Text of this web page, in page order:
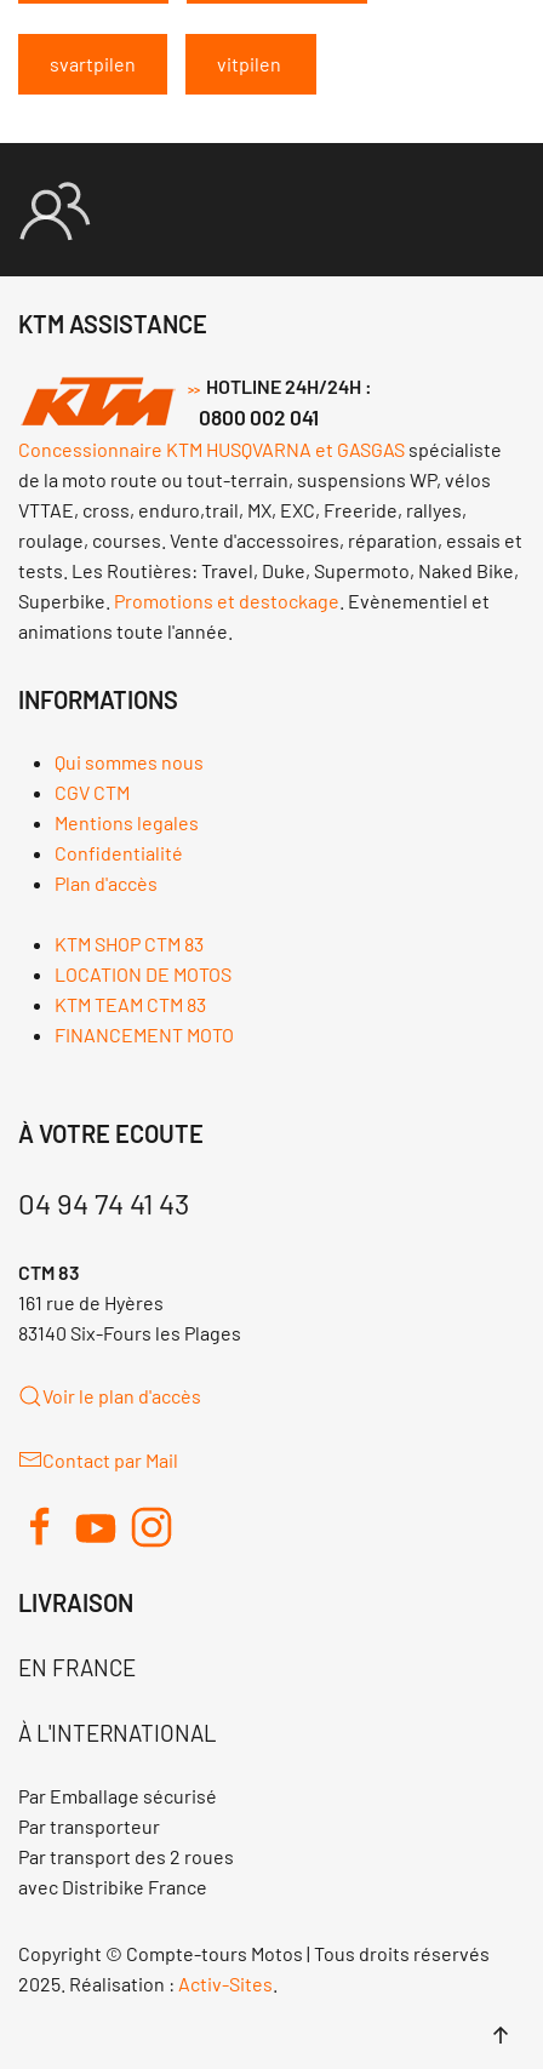
svartpilen vitpilen
KTM ASSISTANCE
>> HOTLINE 24H/24H :
0800 002 041
Concessionnaire KTM HUSQVARNA et GASGAS spécialiste
de la moto route ou tout-terrain, suspensions WP, vélos
VTTAE, cross, enduro,trail, MX, EXC, Freeride, rallyes,
roulage, courses. Vente d'accessoires, réparation, essais et
tests. Les Routières: Travel, Duke, Supermoto, Naked Bike,
Superbike. Promotions et destockage . Evènementiel et
animations toute l'année.
INFORMATIONS
Qui sommes nous
CGV CTM
Mentions legales
Confidentialité
Plan d'accès
KTM SHOP CTM 83
LOCATION DE MOTOS
KTM TEAM CTM 83
FINANCEMENT MOTO
À VOTRE ECOUTE
04 94 74 41 43
CTM 83
161 rue de Hyères
83140 Six-Fours les Plages
Voir le plan d'accès
Contact par Mail
LIVRAISON
EN FRANCE
À L'INTERNATIONAL
Par Emballage sécurisé
Par transporteur
Par transport des 2 roues
avec Distribike France
Copyright © Compte-tours Motos | Tous droits réservés
2025. Réalisation : Activ-Sites